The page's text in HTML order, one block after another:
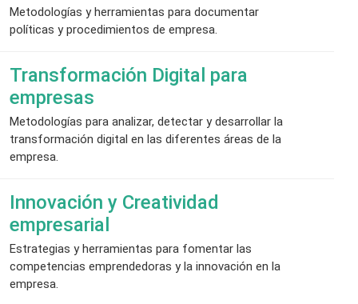
Metodologías y herramientas para documentar
políticas y procedimientos de empresa.
Transformación Digital para
empresas
Metodologías para analizar, detectar y desarrollar la
transformación digital en las diferentes áreas de la
empresa.
Innovación y Creatividad
empresarial
Estrategias y herramientas para fomentar las
competencias emprendedoras y la innovación en la
empresa.